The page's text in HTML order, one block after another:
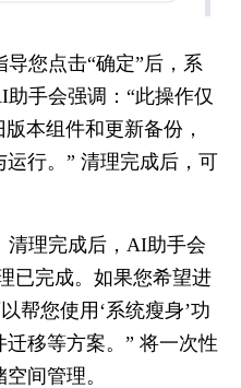
导您点击“确定”后，系
手会强调：“此操作仅
本组件和更新备份，
行。” 清理完成后，可
清理完成后，AI助手会
已完成。如果您希望进
帮您使用‘系统瘦身’功
移等方案。” 将一次性
间管理。